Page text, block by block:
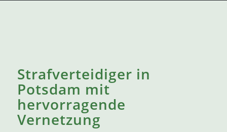
Strafverteidiger in
Potsdam mit
hervorragende
Vernetzung